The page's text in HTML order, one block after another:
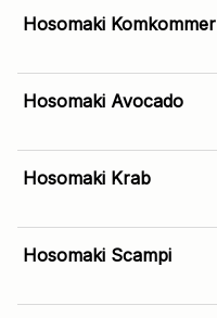
Hosomaki Komkommer
Hosomaki Avocado
Hosomaki Krab
Hosomaki Scampi